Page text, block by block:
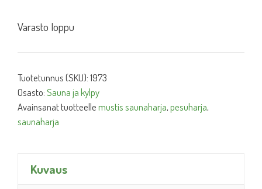
Varasto loppu
Tuotetunnus (SKU):1973
Osasto:Sauna ja kylpy
Avainsanat tuotteellemustis saunaharja,pesuharja,
saunaharja
Kuvaus